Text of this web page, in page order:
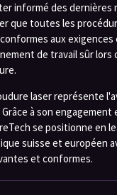
informé des dernières
que toutes les
aux exigences
de travail sûr lors
laser représente
à son engagement
se positionne en
suisse et européen
et conformes.